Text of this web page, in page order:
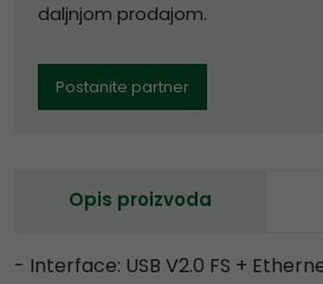
daljnjom prodajom.
Postanite partner
Opis proizvoda
- Interface: USB V2.0 FS +